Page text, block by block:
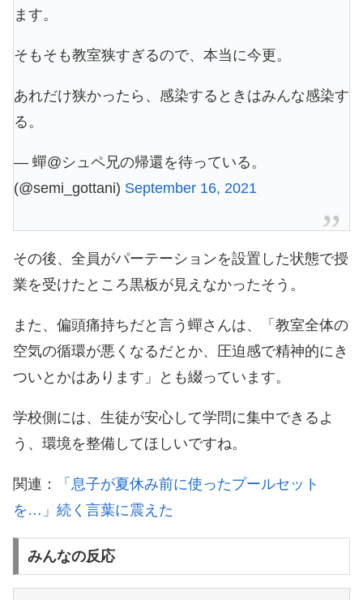
ます。
そもそも教室狭すぎるので、本当に今更。
あれだけ狭かったら、感染するときはみんな感染す
る。
— 蟬@シュペ兄の帰還を待っている。
(@semi_gottani) September 16, 2021
その後、全員がパーテーションを設置した状態で授
業を受けたところ黒板が見えなかったそう。
また、偏頭痛持ちだと言う蟬さんは、「教室全体の
空気の循環が悪くなるだとか、圧迫感で精神的にき
ついとかはあります」とも綴っています。
学校側には、生徒が安心して学問に集中できるよ
う、環境を整備してほしいですね。
関連：
「息子が夏休み前に使ったプールセット
を…」続く言葉に震えた
みんなの反応